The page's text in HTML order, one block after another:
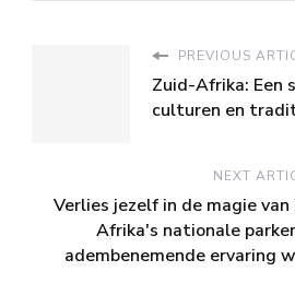
PREVIOUS
Zuid-Afrika: Een
culturen en
NEXT
Verlies jezelf in de magie van
Afrika's nationale
adembenemende ervaring